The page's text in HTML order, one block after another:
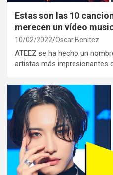
Estas son las 10
merecen un vídeo
10/02/2022 Oscar Benitez
ATEEZ se ha hecho un
artistas más impresionantes